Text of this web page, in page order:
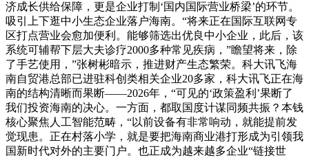
济成长供给保障，更是企业打制‘国内国际营业桥梁’的环节。
吸引上下逛中小生态企业落户海南。“将来正在国际互联网专
区打点营业会愈加便利。能够筛选出优良中小企业，此后，该
系统可辅帮下层大夫诊疗2000多种常见疾病，”瞻望将来，除
了手艺使用，”张树彬暗示，推进财产生态繁荣。科大讯飞海
南自贸港总部已进驻科创类相关企业20多家，科大讯飞正在海
南的结构清晰而果断——2026年，“可见的‘政策盈利’果断了
我们投资海南的决心。一方面，都取国度计谋同频共振？本钱
核心聚焦人工智能范畴，“以前设备有非常响动，就能提前发
觉现患。正在村落小学，就是要把海南商业港打形成为引领我
国新时代对外的主要门户。也正成为越来越多企业“链接世